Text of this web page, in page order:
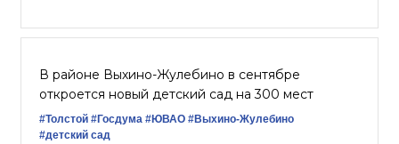
В районе Выхино-Жулебино в сентябре
откроется новый детский сад на 300 мест
#Толстой #Госдума #ЮВАО #Выхино-Жулебино
#детский сад